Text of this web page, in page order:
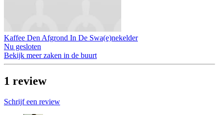
Kaffee Den Afgrond In De Swa(e)nekelder
Nu gesloten
Bekijk meer zaken in de buurt
1 review
Schrijf een review